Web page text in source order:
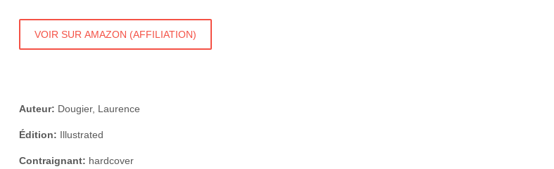
VOIR SUR AMAZON (AFFILIATION)
Auteur: Dougier, Laurence
Édition: Illustrated
Contraignant: hardcover